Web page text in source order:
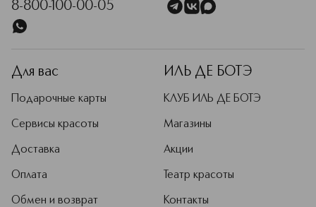
8-800-100-00-05
Для вас
Подарочные карты
Сервисы красоты
Доставка
Оплата
Обмен и возврат
ИЛЬ ДЕ БОТЭ
КЛУБ ИЛЬ ДЕ БОТЭ
Магазины
Акции
Театр красоты
Контакты